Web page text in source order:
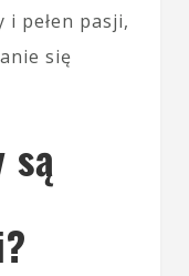
i pełen pasji,
się
są